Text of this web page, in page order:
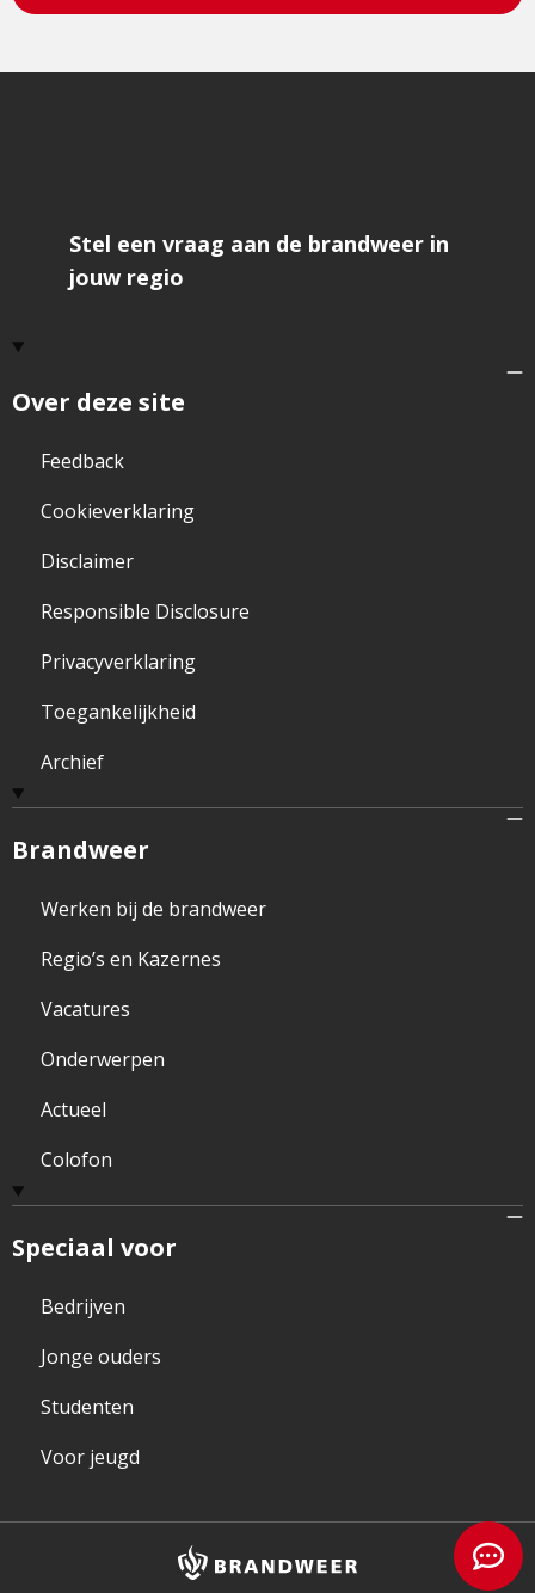
Over deze site
Feedback
Cookieverklaring
Disclaimer
Responsible Disclosure
Privacyverklaring
Toegankelijkheid
Archief
Brandweer
Werken bij de brandweer
Regio’s en Kazernes
Vacatures
Onderwerpen
Actueel
Colofon
Speciaal voor
Bedrijven
Jonge ouders
Studenten
Voor jeugd
Stel een vraag aan de brandweer in
jouw regio
Brandweer